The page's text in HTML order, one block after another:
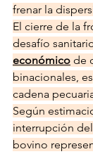
frenar la
El cierre de la
desafío
económico de
binacionales,
cadena
Según
interrupción
bovino